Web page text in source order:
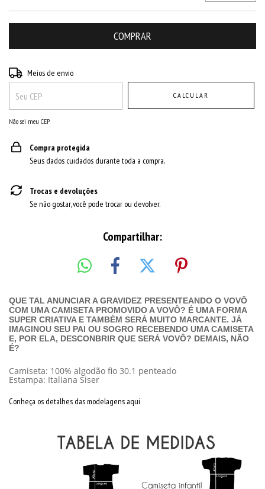
Entregas para o CEP:
Meios de envio
CALCULAR
Não sei meu CEP
Compra protegida
Seus dados cuidados durante toda a compra.
Trocas e devoluções
Se não gostar, você pode trocar ou devolver.
Compartilhar:
QUE TAL ANUNCIAR A GRAVIDEZ PRESENTEANDO O VOVÔ
COM UMA CAMISETA PROMOVIDO A VOVÔ? É UMA FORMA
SUPER CRIATIVA E TAMBÉM SERÁ MUITO MARCANTE. JÁ
IMAGINOU SEU PAI OU SOGRO RECEBENDO UMA CAMISETA
E, POR ELA, DESCONBRIR QUE SERÁ VOVÔ? DEMAIS, NÃO
É?
Camiseta: 100% algodão fio 30.1 penteado
Estampa: Italiana Siser
Conheça os detalhes das modelagens aqui